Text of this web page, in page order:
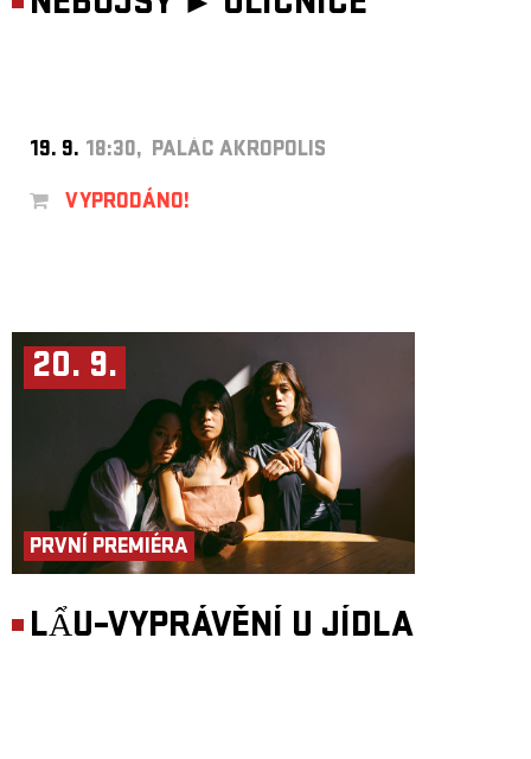
19. 9. 18:30, PALÁC AKROPOLIS
VYPRODÁNO!
20. 9.
PRVNÍ PREMIÉRA
LẨU–VYPRÁVĚNÍ U JÍDLA